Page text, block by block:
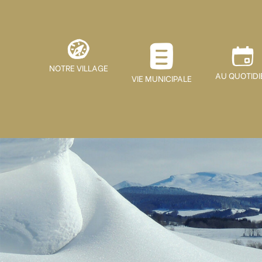
NOTRE VILLAGE
VIE MUNICIPALE
AU